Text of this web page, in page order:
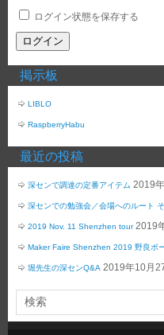
ログイン状態を保存する
ログイン
掲示板
LIBLO
RaspberryHabu
最近の投稿
深センで調達の定番アイテム 2019
深センでの勉強会／会場へのルート
2019 Nov. 11 Shenzhen tour 2019
Maker Faire Shenzhen 2019 野良ポ
堀先生の深センQ&A 2019年10月